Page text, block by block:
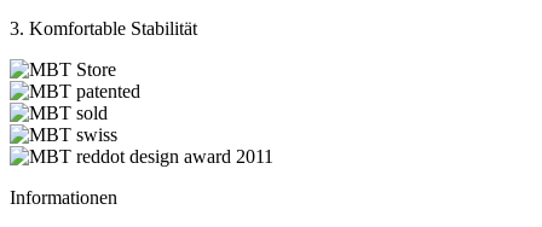
3. Komfortable Stabilität
Informationen